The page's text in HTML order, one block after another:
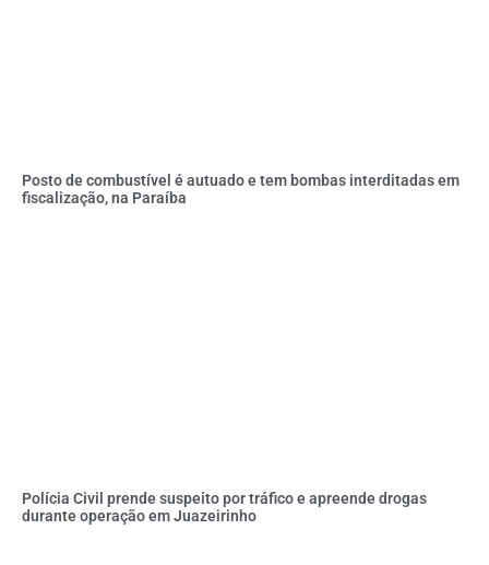
Posto de combustível é autuado e tem bombas interditadas em
fiscalização, na Paraíba
Polícia Civil prende suspeito por tráfico e apreende drogas
durante operação em Juazeirinho